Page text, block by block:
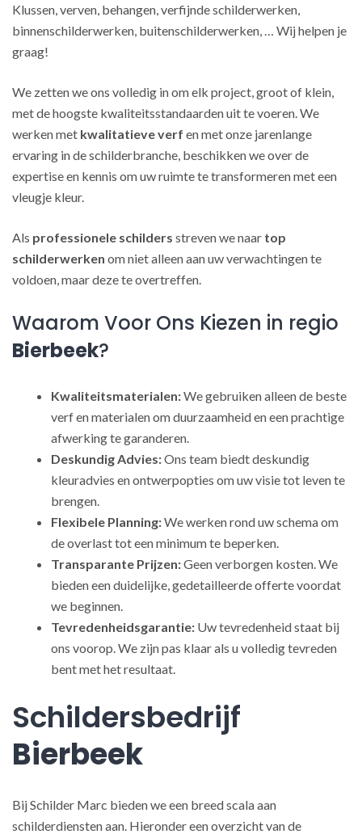
Klussen, verven, behangen, verfijnde schilderwerken,
binnenschilderwerken, buitenschilderwerken, … Wij helpen je
graag!
We zetten we ons volledig in om elk project, groot of klein,
met de hoogste kwaliteitsstandaarden uit te voeren. We
werken met kwalitatieve verf en met onze jarenlange
ervaring in de schilderbranche, beschikken we over de
expertise en kennis om uw ruimte te transformeren met een
vleugje kleur.
Als professionele schilders streven we naar top
schilderwerken om niet alleen aan uw verwachtingen te
voldoen, maar deze te overtreffen.
Waarom Voor Ons Kiezen in regio
Bierbeek?
Kwaliteitsmaterialen:We gebruiken alleen de beste
verf en materialen om duurzaamheid en een prachtige
afwerking te garanderen.
Deskundig Advies:Ons team biedt deskundig
kleuradvies en ontwerpopties om uw visie tot leven te
brengen.
Flexibele Planning:We werken rond uw schema om
de overlast tot een minimum te beperken.
Transparante Prijzen:Geen verborgen kosten. We
bieden een duidelijke, gedetailleerde offerte voordat
we beginnen.
Tevredenheidsgarantie: Uw tevredenheid staat bij
ons voorop. We zijn pas klaar als u volledig tevreden
bent met het resultaat.
Schildersbedrijf
Bierbeek
Bij Schilder Marc bieden we een breed scala aan
schilderdiensten aan. Hieronder een overzicht van de